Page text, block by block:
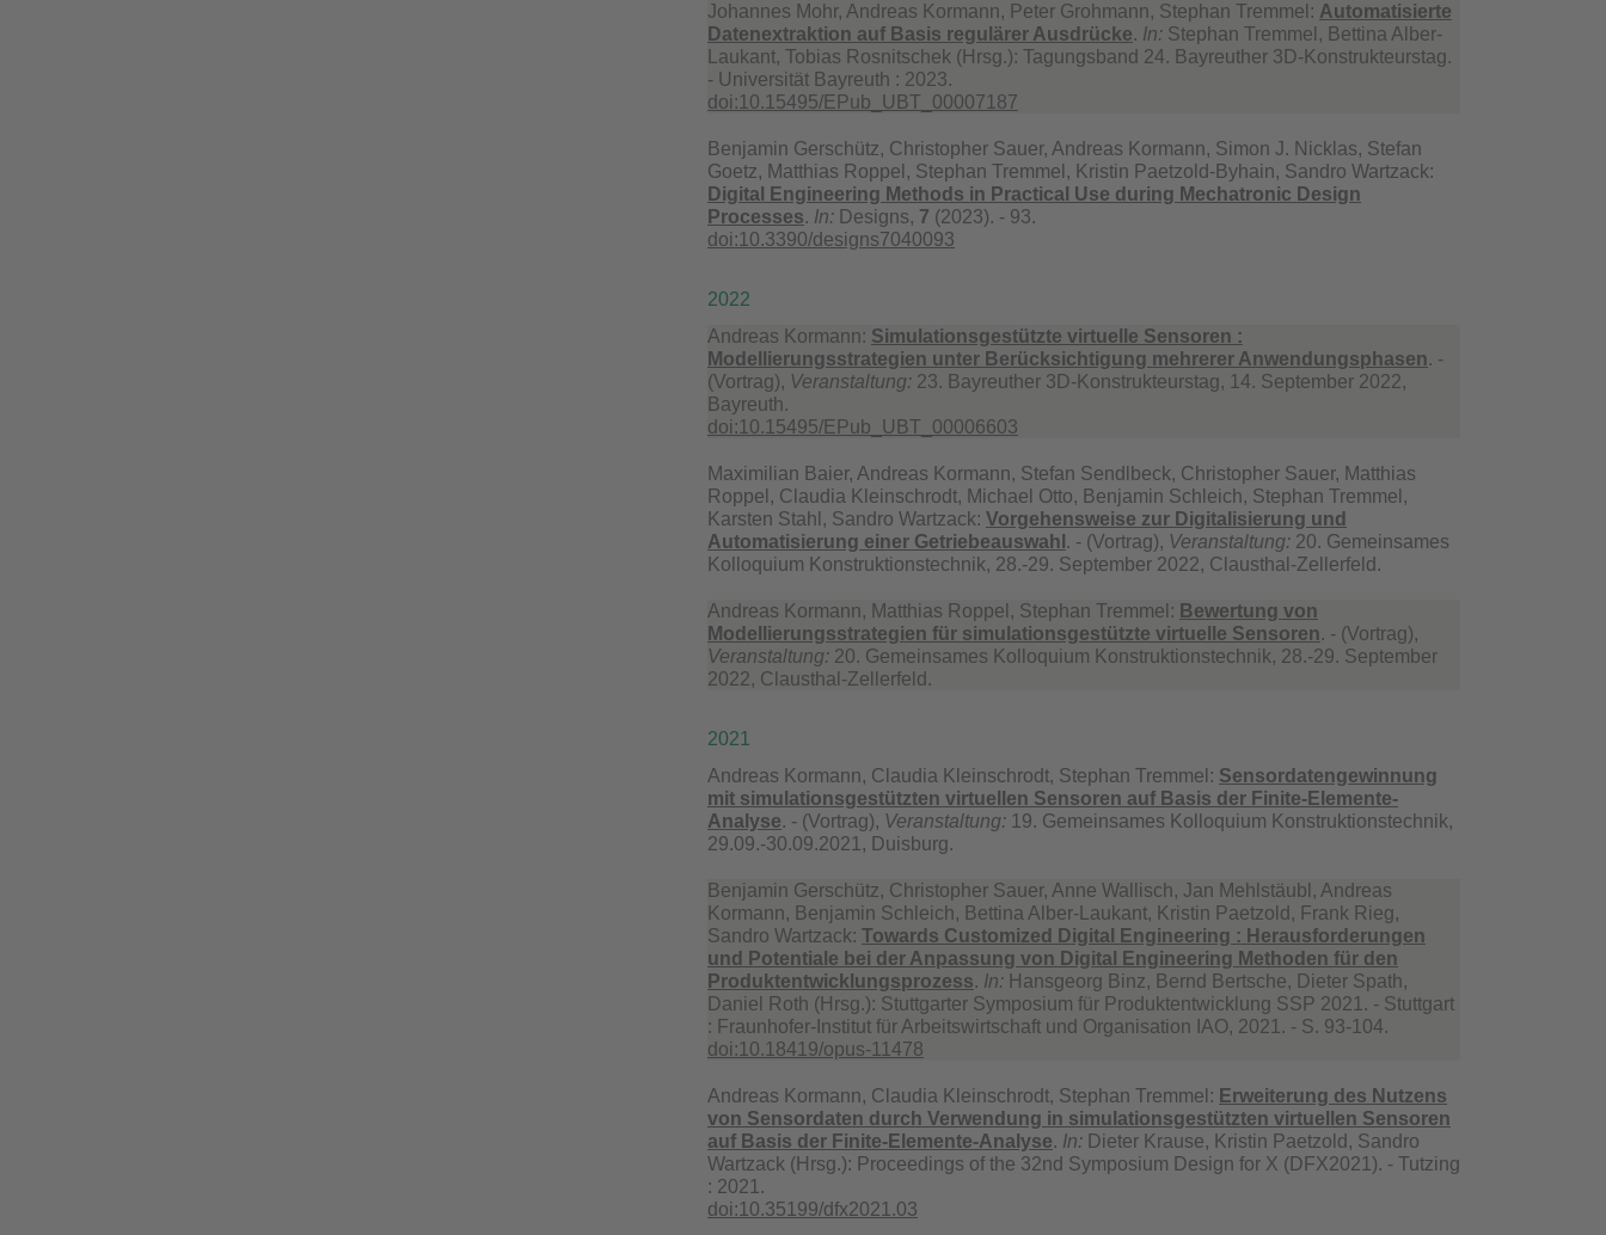
Johannes Mohr, Andreas Kormann, Peter Grohmann, Stephan Tremmel: Automatisierte
Datenextraktion auf Basis regulärer Ausdrücke. In: Stephan Tremmel, Bettina Alber-
Laukant, Tobias Rosnitschek (Hrsg.): Tagungsband 24. Bayreuther 3D-Konstrukteurstag.
- Universität Bayreuth : 2023.
doi:10.15495/EPub_UBT_00007187
Benjamin Gerschütz, Christopher Sauer, Andreas Kormann, Simon J. Nicklas, Stefan
Goetz, Matthias Roppel, Stephan Tremmel, Kristin Paetzold-Byhain, Sandro Wartzack:
Digital Engineering Methods in Practical Use during Mechatronic Design
Processes. In: Designs, 7 (2023). - 93.
doi:10.3390/designs7040093
2022
Andreas Kormann: Simulationsgestützte virtuelle Sensoren :
Modellierungsstrategien unter Berücksichtigung mehrerer Anwendungsphasen. -
(Vortrag), Veranstaltung: 23. Bayreuther 3D-Konstrukteurstag, 14. September 2022,
Bayreuth.
doi:10.15495/EPub_UBT_00006603
Maximilian Baier, Andreas Kormann, Stefan Sendlbeck, Christopher Sauer, Matthias
Roppel, Claudia Kleinschrodt, Michael Otto, Benjamin Schleich, Stephan Tremmel,
Karsten Stahl, Sandro Wartzack: Vorgehensweise zur Digitalisierung und
Automatisierung einer Getriebeauswahl . - (Vortrag), Veranstaltung: 20. Gemeinsames
Kolloquium Konstruktionstechnik, 28.-29. September 2022, Clausthal-Zellerfeld.
Andreas Kormann, Matthias Roppel, Stephan Tremmel: Bewertung von
Modellierungsstrategien für simulationsgestützte virtuelle Sensoren. - (Vortrag),
Veranstaltung: 20. Gemeinsames Kolloquium Konstruktionstechnik, 28.-29. September
2022, Clausthal-Zellerfeld.
2021
Andreas Kormann, Claudia Kleinschrodt, Stephan Tremmel: Sensordatengewinnung
mit simulationsgestützten virtuellen Sensoren auf Basis der Finite-Elemente-
Analyse. - (Vortrag), Veranstaltung: 19. Gemeinsames Kolloquium Konstruktionstechnik,
29.09.-30.09.2021, Duisburg.
Benjamin Gerschütz, Christopher Sauer, Anne Wallisch, Jan Mehlstäubl, Andreas
Kormann, Benjamin Schleich, Bettina Alber-Laukant, Kristin Paetzold, Frank Rieg,
Sandro Wartzack: Towards Customized Digital Engineering : Herausforderungen
und Potentiale bei der Anpassung von Digital Engineering Methoden für den
Produktentwicklungsprozess. In: Hansgeorg Binz, Bernd Bertsche, Dieter Spath,
Daniel Roth (Hrsg.): Stuttgarter Symposium für Produktentwicklung SSP 2021. - Stuttgart
: Fraunhofer-Institut für Arbeitswirtschaft und Organisation IAO, 2021. - S. 93-104.
doi:10.18419/opus-11478
Andreas Kormann, Claudia Kleinschrodt, Stephan Tremmel: Erweiterung des Nutzens
von Sensordaten durch Verwendung in simulationsgestützten virtuellen Sensoren
auf Basis der Finite-Elemente-Analyse. In: Dieter Krause, Kristin Paetzold, Sandro
Wartzack (Hrsg.): Proceedings of the 32nd Symposium Design for X (DFX2021). - Tutzing
: 2021.
doi:10.35199/dfx2021.03